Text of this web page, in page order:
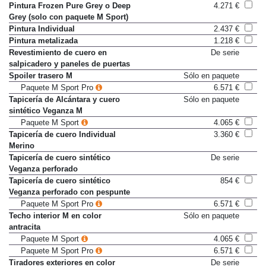
Pintura Alpinweiss
0 €
Pintura Frozen Pure Grey o Deep
Grey (solo con paquete M Sport)
Pintura Individual
2.437 €
Pintura metalizada
1.218 €
Revestimiento de cuero en
salpicadero y paneles de puertas
Spoiler trasero M
Sólo en paquete
Paquete M Sport Pro
6.571 €
Tapicería de Alcántara y cuero
sintético Veganza M
Paquete M Sport
4.065 €
Tapicería de cuero Individual
Merino
Tapicería de cuero sintético
Veganza perforado
Tapicería de cuero sintético
Veganza perforado con pespunte
Paquete M Sport Pro
6.571 €
Techo interior M en color
antracita
Paquete M Sport
4.065 €
Paquete M Sport Pro
6.571 €